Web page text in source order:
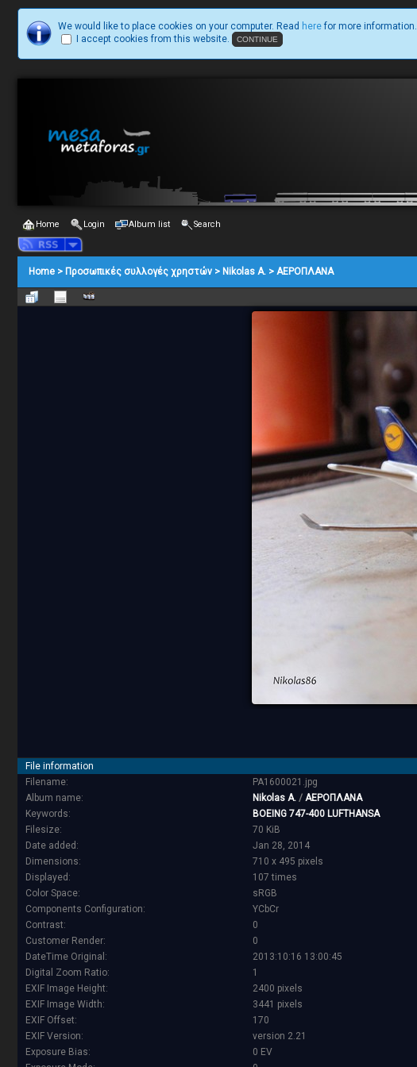
We would like to place cookies on your computer. Read here for more information.
I accept cookies from this website.
Home Login Album list Search
Home > Προσωπικές συλλογές χρηστών > Nikolas A. > ΑΕΡΟΠΛΑΝΑ
File information
Filename:
PA1600021.jpg
Album name:
Nikolas A. / ΑΕΡΟΠΛΑΝΑ
Keywords:
BOEING 747-400 LUFTHANSA
Filesize:
70 KiB
Date added:
Jan 28, 2014
Dimensions:
710 x 495 pixels
Displayed:
107 times
Color Space:
sRGB
Components Configuration:
YCbCr
Contrast:
0
Customer Render:
0
DateTime Original:
2013:10:16 13:00:45
Digital Zoom Ratio:
1
EXIF Image Height:
2400 pixels
EXIF Image Width:
3441 pixels
EXIF Offset:
170
EXIF Version:
version 2.21
Exposure Bias:
0 EV